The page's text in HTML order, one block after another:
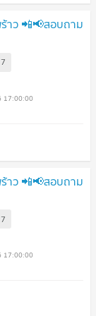
าว 📲📢สอบถาม
7
17:00:00
าว 📲📢สอบถาม
7
17:00:00